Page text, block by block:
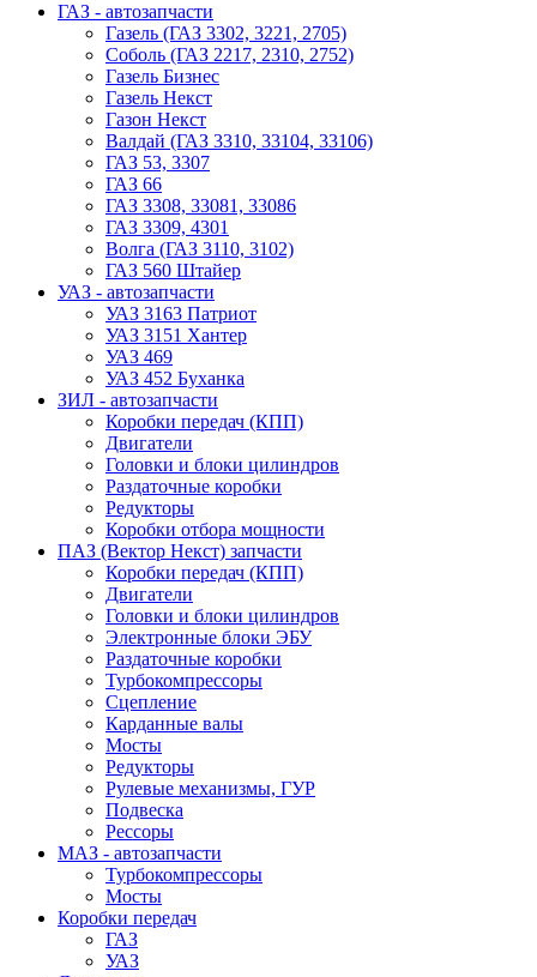
ГАЗ - автозапчасти
Газель (ГАЗ 3302, 3221, 2705)
Соболь (ГАЗ 2217, 2310, 2752)
Газель Бизнес
Газель Некст
Газон Некст
Валдай (ГАЗ 3310, 33104, 33106)
ГАЗ 53, 3307
ГАЗ 66
ГАЗ 3308, 33081, 33086
ГАЗ 3309, 4301
Волга (ГАЗ 3110, 3102)
ГАЗ 560 Штайер
УАЗ - автозапчасти
УАЗ 3163 Патриот
УАЗ 3151 Хантер
УАЗ 469
УАЗ 452 Буханка
ЗИЛ - автозапчасти
Коробки передач (КПП)
Двигатели
Головки и блоки цилиндров
Раздаточные коробки
Редукторы
Коробки отбора мощности
ПАЗ (Вектор Некст) запчасти
Коробки передач (КПП)
Двигатели
Головки и блоки цилиндров
Электронные блоки ЭБУ
Раздаточные коробки
Турбокомпрессоры
Сцепление
Карданные валы
Мосты
Редукторы
Рулевые механизмы, ГУР
Подвеска
Рессоры
МАЗ - автозапчасти
Турбокомпрессоры
Мосты
Коробки передач
ГАЗ
УАЗ